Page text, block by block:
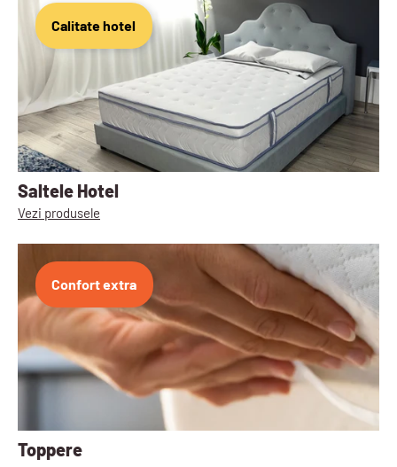
Calitate hotel
Saltele Hotel
Vezi produsele
Confort extra
Toppere